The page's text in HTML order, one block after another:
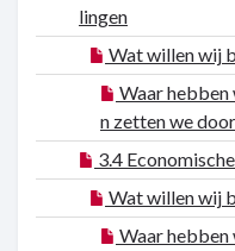
lingen
Wat willen wij
Waar hebben
n zetten we
3.4
Wat willen wij
Waar hebben